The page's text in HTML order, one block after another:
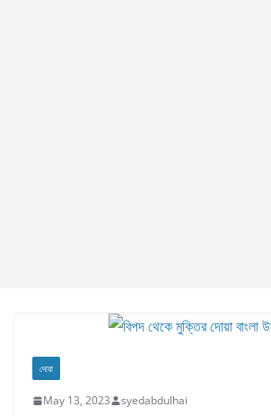
দোয়া
May 13, 2023 syedabdulhai